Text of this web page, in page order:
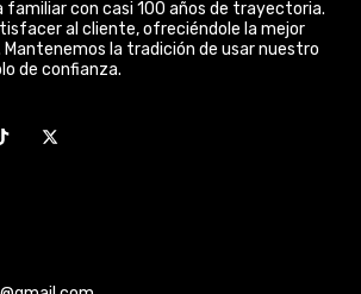
familiar con casi 100 años de trayectoria.
al cliente, ofreciéndole la mejor
Mantenemos la tradición de usar nuestro
de confianza.